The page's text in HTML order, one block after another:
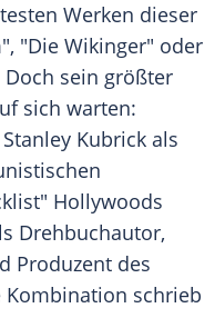
Werken dieser
"Die Wikinger" oder
sein größter
sich warten:
Stanley Kubrick als
Hollywoods
Drehbuchautor,
Produzent des
Kombination schrieb